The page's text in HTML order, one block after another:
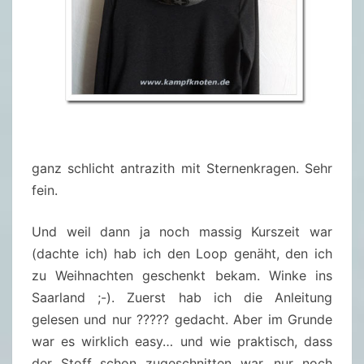
ganz schlicht antrazith mit Sternenkragen. Sehr
fein.
Und weil dann ja noch massig Kurszeit war
(dachte ich) hab ich den Loop genäht, den ich
zu Weihnachten geschenkt bekam. Winke ins
Saarland ;-). Zuerst hab ich die Anleitung
gelesen und nur ????? gedacht. Aber im Grunde
war es wirklich easy… und wie praktisch, dass